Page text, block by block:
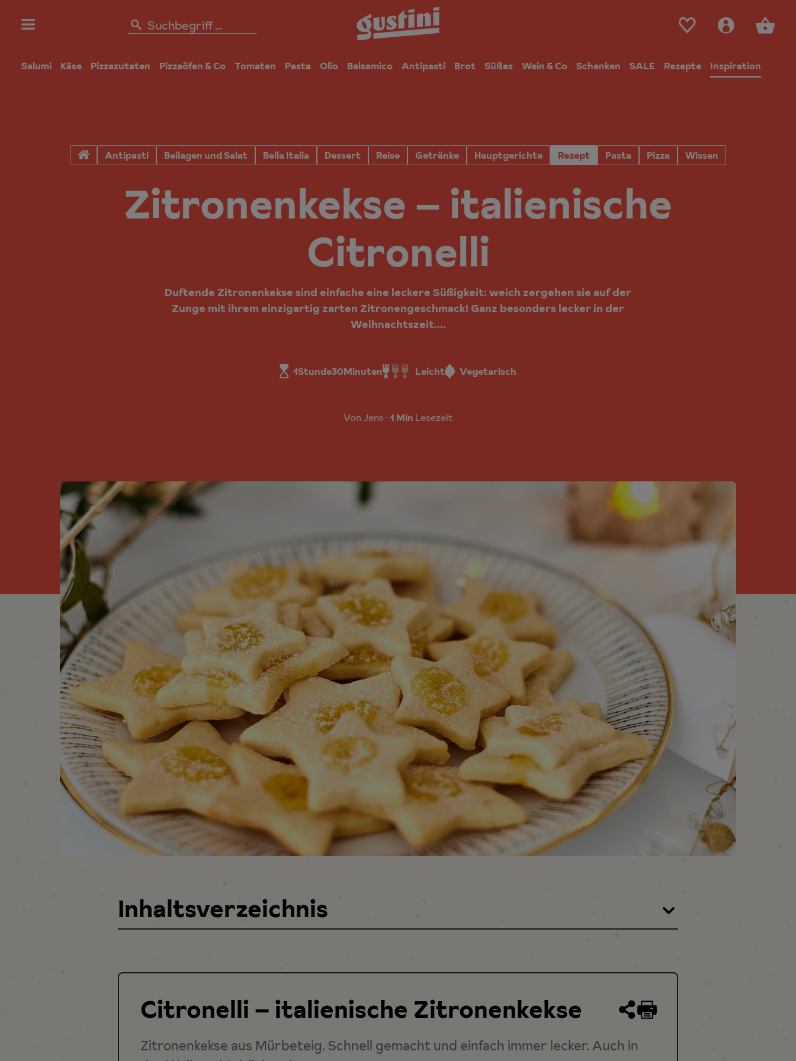
Salumi Käse Pizzazutaten Pizzaöfen & Co Tomaten Pasta Olio Balsamico Antipasti Brot Süßes Wein & Co Schenken SALE Rezepte Inspiration
Antipasti Beilagen und Salat Bella Italia Dessert Reise Getränke Hauptgerichte Rezept Pasta Pizza Wissen
Zitronenkekse – italienische
Citronelli
Duftende Zitronenkekse sind einfache eine leckere Süßigkeit: weich zergehen sie auf der
Zunge mit ihrem einzigartig zarten Zitronengeschmack! Ganz besonders lecker in der
Weihnachtszeit....
1Stunde30Minuten Leicht Vegetarisch
Von Jens 1 Min Lesezeit
Inhaltsverzeichnis
Citronelli – italienische Zitronenkekse
Zitronenkekse aus Mürbeteig. Schnell gemacht und einfach immer lecker. Auch in